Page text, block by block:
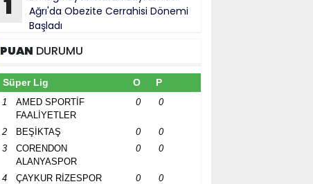
Ağrı'da Obezite Cerrahisi Dönemi
Başladı
PUAN DURUMU
Süper Lig O P
1
AMED SPORTİF
FAALİYETLER
0 0
2 BEŞİKTAŞ 0
0
3
CORENDON
ALANYASPOR
0 0
4 ÇAYKUR RİZESPOR 0
0